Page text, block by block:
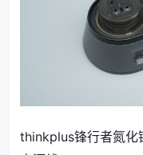
thinkplus锋行者氮化